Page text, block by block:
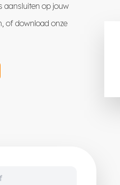
aansluiten op jouw
of download onze